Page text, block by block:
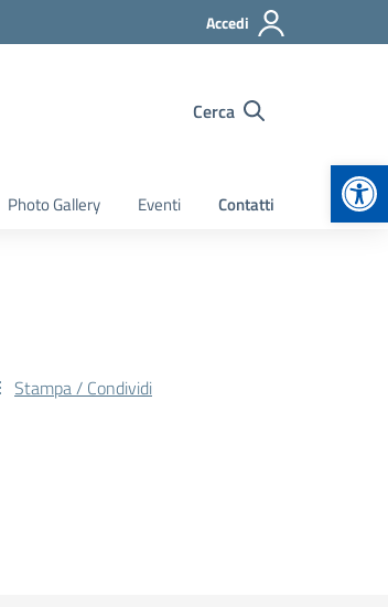
Accedi
Cerca
Photo Gallery Eventi Contatti
Stampa / Condividi